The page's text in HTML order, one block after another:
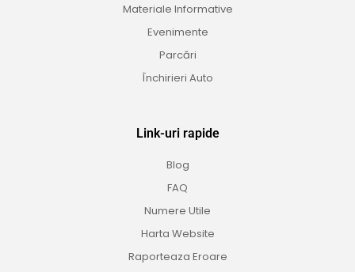
Materiale Informative
Evenimente
Parcări
Închirieri Auto
Link-uri rapide
Blog
FAQ
Numere Utile
Harta Website
Raporteaza Eroare